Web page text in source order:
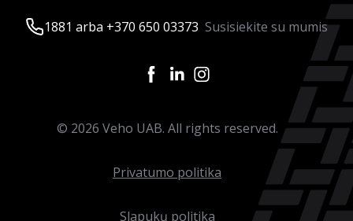
1881 arba +370 650 03373 Susisiekite su mumis
© 2026 Veho UAB. All rights reserved.
Privatumo politika
Slapukų politika